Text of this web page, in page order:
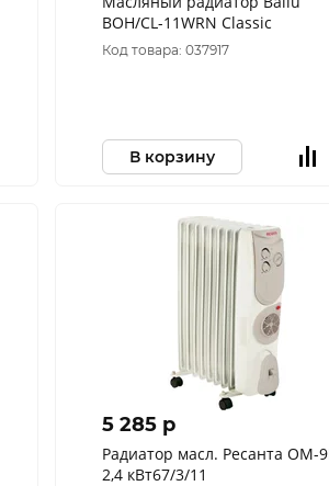
BOH/CL-11WRN Classic
Код товара: 037917
В корзину
5 285 p
Радиатор масл. Ресанта ОМ-
2,4 кВт67/3/11